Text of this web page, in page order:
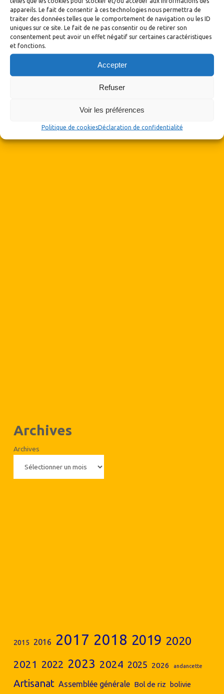
appareils. Le fait de consentir à ces technologies nous permettra de
traiter des données telles que le comportement de navigation ou les ID
uniques sur ce site. Le fait de ne pas consentir ou de retirer son
consentement peut avoir un effet négatif sur certaines caractéristiques
et fonctions.
Accepter
Refuser
Voir les préférences
Politique de cookiesDéclaration de confidentialité
Articles récents
Bulletin 180-181 du deuxième trimestre 2026
Vente exceptionnelle de tissus à Mornant le 30 mai 2026 de 9h à
12h
Le bulletin 179, du 1er trimestre 2026
Bol de riz Saint-Martin-la-Plaine 2026
Archives
Archives
2015 2016 2017 2018 2019 2020
2021 2022 2023 2024 2025 2026 andancette
Artisanat Assemblée générale Bol de riz bolivie